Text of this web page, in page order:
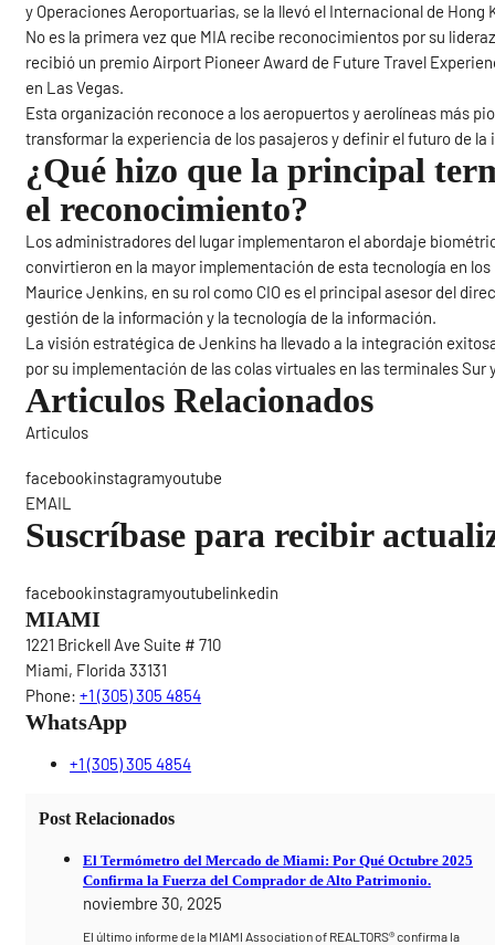
y Operaciones Aeroportuarias, se la llevó el Internacional de Hong
No es la primera vez que MIA recibe reconocimientos por su
recibió un premio Airport Pioneer Award de Future Travel
en Las Vegas.
Esta organización reconoce a los aeropuertos y aerolíneas más
transformar la experiencia de los pasajeros y definir el futuro de
¿Qué hizo que la principal
el reconocimiento?
Los administradores del lugar implementaron el abordaje
convirtieron en la mayor implementación de esta tecnología en
Maurice Jenkins, en su rol como CIO es el principal asesor del
gestión de la información y la tecnología de la información.
La visión estratégica de Jenkins ha llevado a la integración
por su implementación de las colas virtuales en las terminales Sur
Articulos Relacionados
Articulos
facebookinstagramyoutube
EMAIL
Suscríbase para recibir
facebookinstagramyoutubelinkedin
MIAMI
1221 Brickell Ave Suite # 710
Miami, Florida 33131
Phone: +1 (305) 305 4854
WhatsApp
+1 (305) 305 4854
Post Relacionados
El Termómetro del Mercado de Miami: Por Qué Octubre 2025
Confirma la Fuerza del Comprador de Alto Patrimonio.
noviembre 30, 2025
El último informe de la MIAMI Association of REALTORS® confirma la